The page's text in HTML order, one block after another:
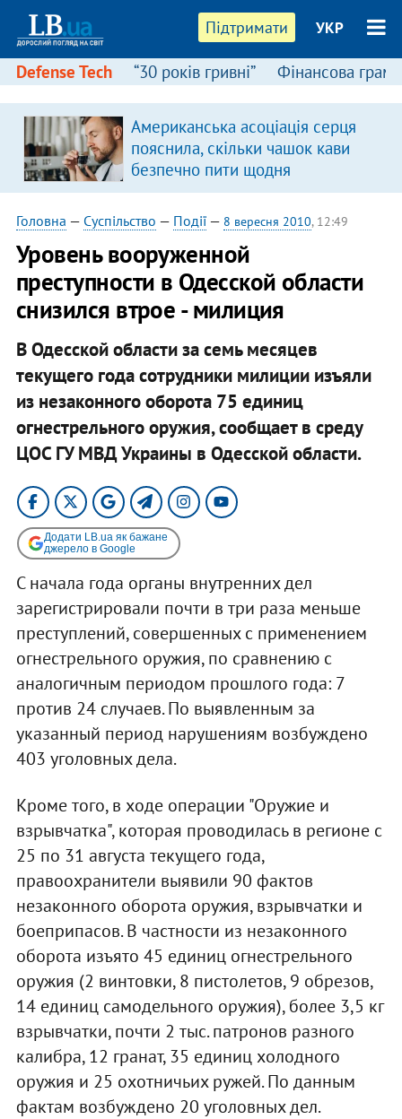
Підтримати УКР
Defense Tech “30 років гривні” Фінансова
Американська асоціація серця
пояснила, скільки чашок кави
безпечно пити щодня
Головна — Суспільство — Події— 8 вересня 2010, 12:49
Уровень вооруженной
преступности в Одесской области
снизился втрое - милиция
В Одесской области за семь месяцев
текущего года сотрудники милиции изъяли
из незаконного оборота 75 единиц
огнестрельного оружия, сообщает в среду
ЦОС ГУ МВД Украины в Одесской области.
Додати LB.ua як бажане
джерело в Google
С начала года органы внутренних дел
зарегистрировали почти в три раза меньше
преступлений, совершенных с применением
огнестрельного оружия, по сравнению с
аналогичным периодом прошлого года: 7
против 24 случаев. По выявленным за
указанный период нарушениям возбуждено
403 уголовных дела.
Кроме того, в ходе операции "Оружие и
взрывчатка", которая проводилась в регионе с
25 по 31 августа текущего года,
правоохранители выявили 90 фактов
незаконного оборота оружия, взрывчатки и
боеприпасов. В частности из незаконного
оборота изъято 45 единиц огнестрельного
оружия (2 винтовки, 8 пистолетов, 9 обрезов,
14 единиц самодельного оружия), более 3,5 кг
взрывчатки, почти 2 тыс. патронов разного
калибра, 12 гранат, 35 единиц холодного
оружия и 25 охотничьих ружей. По данным
фактам возбуждено 20 уголовных дел.